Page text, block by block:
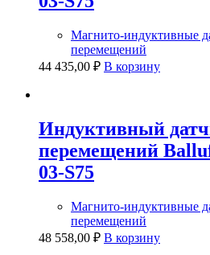
Магнито-индуктивные
перемещений
44 435,00 ₽ В корзину
Индуктивный
перемещений
03-S75
Магнито-индуктивные
перемещений
48 558,00 ₽ В корзину